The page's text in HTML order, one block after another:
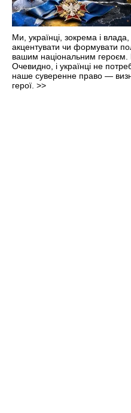
Ми, українці, зокрема і
акцентувати чи формувати
вашим національним героєм.
Очевидно, і українці не
наше суверенне право —
герої. >>